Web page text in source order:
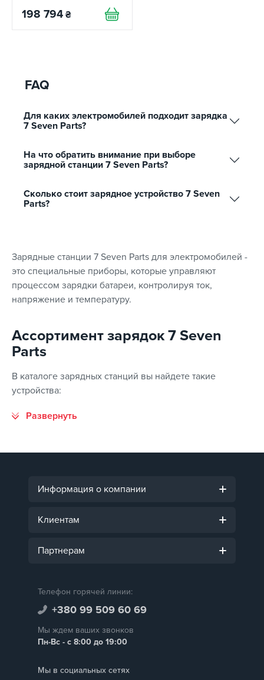
198 794 ₴
FAQ
Для каких электромобилей подходит зарядка
7 Seven Parts?
На что обратить внимание при выборе
зарядной станции 7 Seven Parts?
Сколько стоит зарядное устройство 7 Seven
Parts?
Зарядные станции 7 Seven Parts для электромобилей -
это специальные приборы, которые управляют
процессом зарядки батареи, контролируя ток,
напряжение и температуру.
Ассортимент зарядок 7 Seven
Parts
В каталоге зарядных станций вы найдете такие
устройства:
Информация о компании
Клиентам
Партнерам
Телефон горячей линии:
+380 99 509 60 69
Мы ждем ваших звонков
Пн-Вс - с 8:00 до 19:00
Мы в социальных сетях